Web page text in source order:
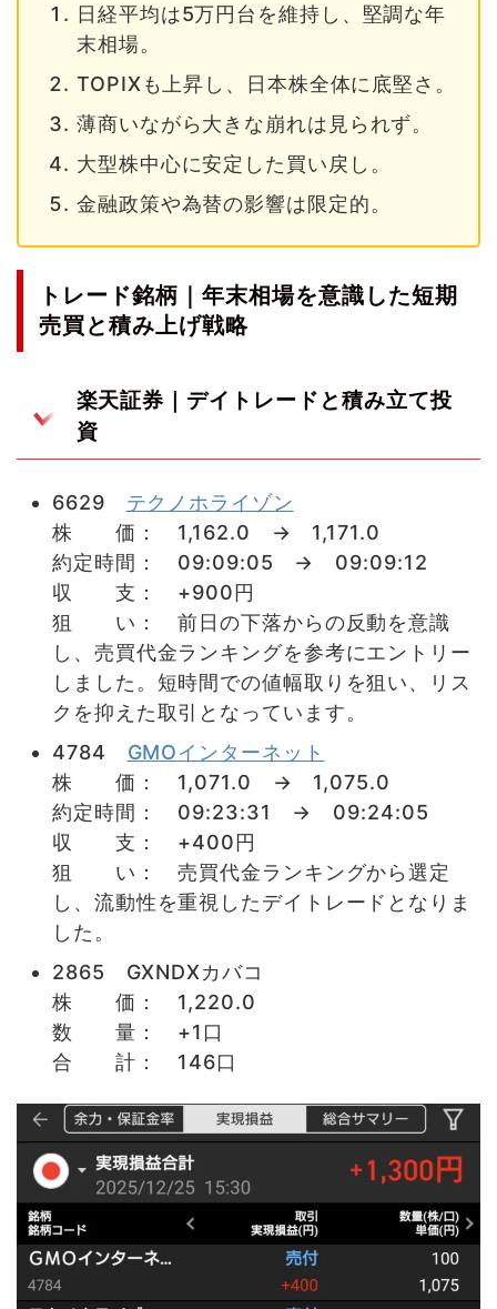
日経平均は5万円台を維持し、堅調な年
末相場。
TOPIXも上昇し、日本株全体に底堅さ。
薄商いながら大きな崩れは見られず。
大型株中心に安定した買い戻し。
金融政策や為替の影響は限定的。
トレード銘柄｜年末相場を意識した短期
売買と積み上げ戦略
楽天証券｜デイトレードと積み立て投
資
6629 テクノホライゾン
株 価： 1,162.0 → 1,171.0
約定時間： 09:09:05 → 09:09:12
収 支： +900円
狙 い： 前日の下落からの反動を意識
し、売買代金ランキングを参考にエントリー
しました。短時間での値幅取りを狙い、リス
クを抑えた取引となっています。
4784 GMOインターネット
株 価： 1,071.0 → 1,075.0
約定時間： 09:23:31 → 09:24:05
収 支： +400円
狙 い： 売買代金ランキングから選定
し、流動性を重視したデイトレードとなりま
した。
2865 GXNDXカバコ
株 価： 1,220.0
数 量： +1口
合 計： 146口